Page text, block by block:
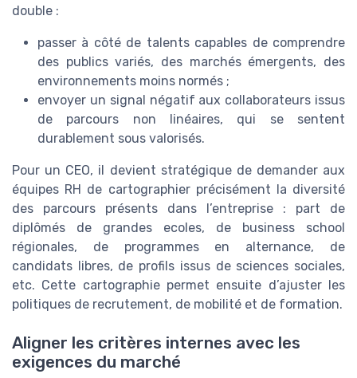
double :
passer à côté de talents capables de comprendre
des publics variés, des marchés émergents, des
environnements moins normés ;
envoyer un signal négatif aux collaborateurs issus
de parcours non linéaires, qui se sentent
durablement sous valorisés.
Pour un CEO, il devient stratégique de demander aux
équipes RH de cartographier précisément la diversité
des parcours présents dans l’entreprise : part de
diplômés de grandes ecoles, de business school
régionales, de programmes en alternance, de
candidats libres, de profils issus de sciences sociales,
etc. Cette cartographie permet ensuite d’ajuster les
politiques de recrutement, de mobilité et de formation.
Aligner les critères internes avec les
exigences du marché